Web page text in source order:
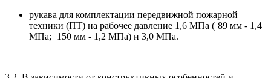
рукава для комплектации передвижной пожарной
техники (ПТ) на рабочее давление 1,6 МПа ( 89 мм - 1,4
МПа;
150 мм - 1,2 МПа) и 3,0 МПа.